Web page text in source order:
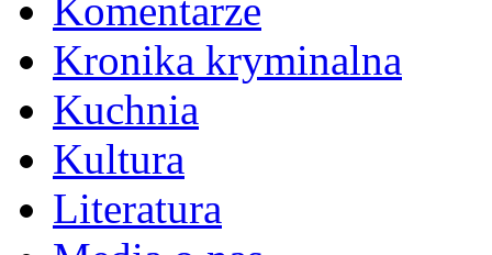
Komentarze
Kronika kryminalna
Kuchnia
Kultura
Literatura